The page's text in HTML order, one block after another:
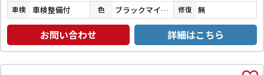
車検 車検整備付 色 ブラックマイカメタリック 修復 無
お問い合わせ 詳細はこちら